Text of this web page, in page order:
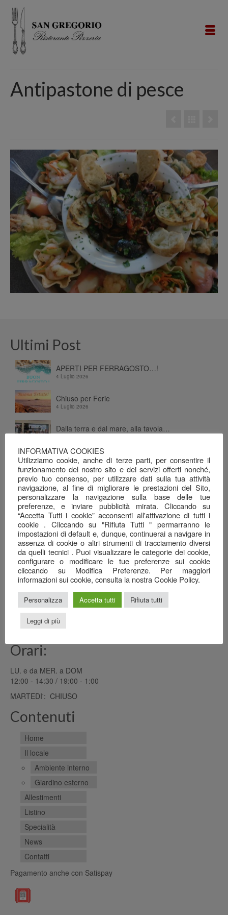
Antipastone di pesce
Ultimi Post
APERTI PER FERRAGOSTO…!
4 Luglio 2026
Chiuso per Ferie
4 Luglio 2026
Dalla terra e dal mare, alla tavola…
Una serata ben riuscita…
22 Giugno 2026
Il mare nel calice…
7 Giugno 2026
Anagrafica
Ristorante Pizzeria
SAN GREGORIO srl
Via Cottafavi, 11
42015 Correggio (RE)
348 3969456
0522 082778
sangregoriocorreggio@gmail.com
Orari:
LU. e da MER. a DOM
12:00 - 14:30 / 19:00 - 1:00
MARTEDI': CHIUSO
Contenuti
Home
Il locale
Ambiente interno
Giardino esterno
Allestimenti
Listino
Specialità
News
Contatti
Pagamento anche con Satispay
INFORMATIVA COOKIES
Utilizziamo cookie, anche di terze parti, per consentire il
funzionamento del nostro sito e dei servizi offerti nonché,
previo tuo consenso, per utilizzare dati sulla tua attività
navigazione, al fine di migliorare le prestazioni del Sito,
personalizzare la navigazione sulla base delle tue
preferenze, e inviare pubblicità mirata. Cliccando su
“Accetta Tutti i cookie” acconsenti all'attivazione di tutti i
cookie . Cliccando su "Rifiuta Tutti " permarranno le
impostazioni di default e, dunque, continuerai a navigare in
assenza di cookie o altri strumenti di tracciamento diversi
da quelli tecnici . Puoi visualizzare le categorie dei cookie,
configurare o modificare le tue preferenze sui cookie
cliccando su Modifica Preferenze. Per maggiori
informazioni sui cookie, consulta la nostra Cookie Policy.
Personalizza Accetta tutti Rifiuta tutti
Leggi di più